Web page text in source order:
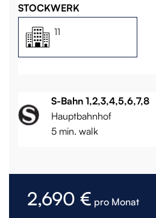
STOCKWERK
11
S-Bahn 1,2,3,4,5,6,7,8
Hauptbahnhof
5 min. walk
2,690 € pro Monat